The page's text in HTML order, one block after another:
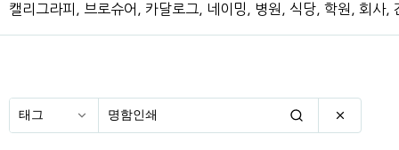
캘리그라피, 브로슈어, 카달로그, 네이밍, 병원, 식당, 학원, 회사,